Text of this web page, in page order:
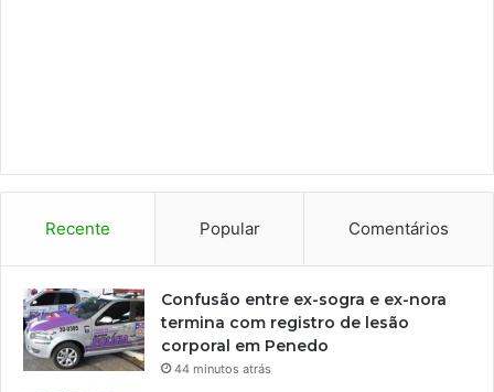
Recente Popular Comentários
Confusão entre ex-sogra e ex-nora
termina com registro de lesão
corporal em Penedo
44 minutos atrás